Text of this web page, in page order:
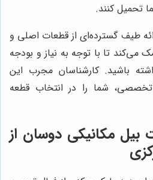
تحمیل کنند.
طیف گسترده‌ای از قطعات اصلی و
می‌کند تا با توجه به نیاز و بودجه
باشید. کارشناسان مجرب این
تخصصی، شما را در انتخاب قطعه
بیل مکانیکی دوسان از